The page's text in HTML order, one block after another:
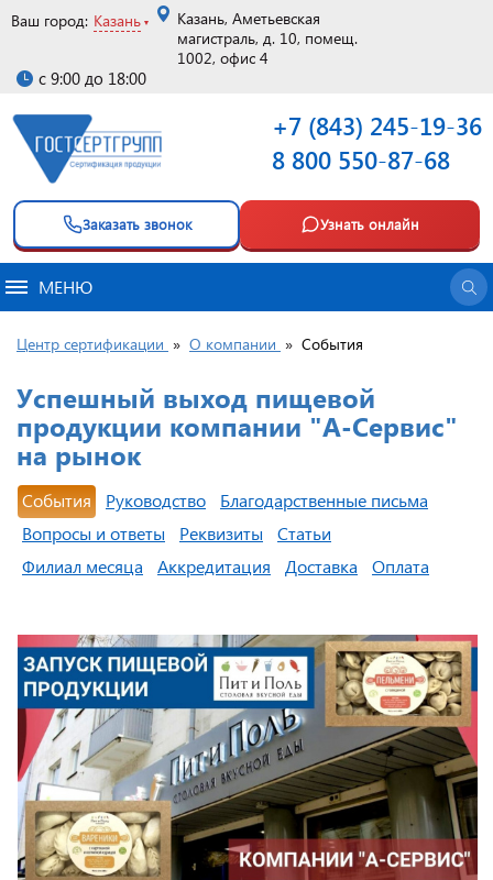
Ваш город: Казань
Казань, Аметьевская
магистраль, д. 10, помещ.
1002, офис 4
с 9:00 до 18:00
+7 (843) 245-19-36
8 800 550-87-68
Заказать звонок Узнать онлайн
МЕНЮ
Центр сертификации » О компании » События
Успешный выход пищевой
продукции компании "А-Сервис"
на рынок
События Руководство
Благодарственные письма
Вопросы и ответы
Реквизиты
Статьи
Филиал месяца
Аккредитация Доставка Оплата